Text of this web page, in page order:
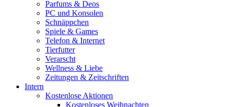
Parfums & Deos
PC und Konsolen
Schnäppchen
Spiele & Games
Telefon & Internet
Tierfutter
Verarscht
Wellness & Liebe
Zeitungen & Zeitschriften
Intern
Kostenlose Aktionen
Kostenloses Weihnachten